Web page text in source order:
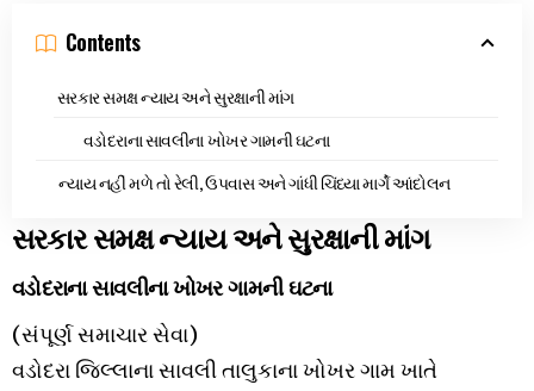
Contents
સરકાર સમક્ષ ન્યાય અને સુરક્ષાની માંગ
વડોદરાના સાવલીના ખોખર ગામની ઘટના
ન્યાય નહીં મળે તો રેલી, ઉપવાસ અને ગાંધી ચિંધ્યા માર્ગે આંદોલન
સરકાર સમક્ષ ન્યાય અને સુરક્ષાની માંગ
વડોદરાના સાવલીના ખોખર ગામની ઘટના
(સંપૂર્ણ સમાચાર સેવા)
વડોદરા જિલ્લાના સાવલી તાલુકાના ખોખર ગામ ખાતે